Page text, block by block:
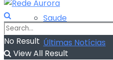
Saude
Últimas Notícias
No Result
View All Result